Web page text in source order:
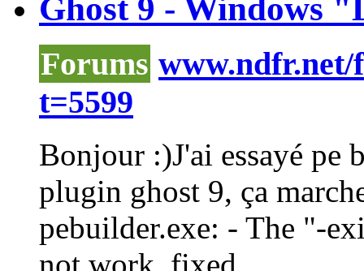
Ghost 9 - Windows
Forums www.ndfr.net/
t=5599
Bonjour :)J'ai essayé pe
plugin ghost 9, ça
pebuilder.exe: - The "-
not work, fixed. ...